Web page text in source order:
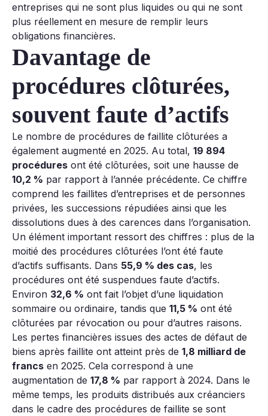
entreprises qui ne sont plus liquides ou qui ne sont
plus réellement en mesure de remplir leurs
obligations financières.
Davantage de
procédures clôturées,
souvent faute d’actifs
Le nombre de procédures de faillite clôturées a
également augmenté en 2025. Au total, 19 894
procédures ont été clôturées, soit une hausse de
10,2 % par rapport à l’année précédente. Ce chiffre
comprend les faillites d’entreprises et de personnes
privées, les successions répudiées ainsi que les
dissolutions dues à des carences dans l’organisation.
Un élément important ressort des chiffres : plus de la
moitié des procédures clôturées l’ont été faute
d’actifs suffisants. Dans 55,9 % des cas, les
procédures ont été suspendues faute d’actifs.
Environ 32,6 % ont fait l’objet d’une liquidation
sommaire ou ordinaire, tandis que 11,5 % ont été
clôturées par révocation ou pour d’autres raisons.
Les pertes financières issues des actes de défaut de
biens après faillite ont atteint près de 1,8 milliard de
francs en 2025. Cela correspond à une
augmentation de 17,8 % par rapport à 2024. Dans le
même temps, les produits distribués aux créanciers
dans le cadre des procédures de faillite se sont